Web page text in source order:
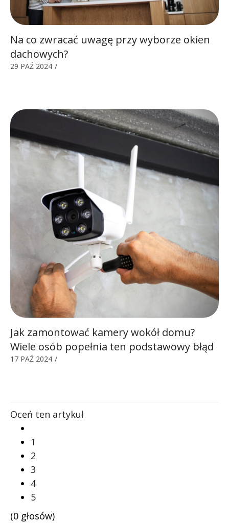
Na co zwracać uwagę przy wyborze okien
dachowych?
29 PAŹ 2024 /
Jak zamontować kamery wokół domu?
Wiele osób popełnia ten podstawowy błąd
17 PAŹ 2024 /
Oceń ten artykuł
1
2
3
4
5
(0 głosów)